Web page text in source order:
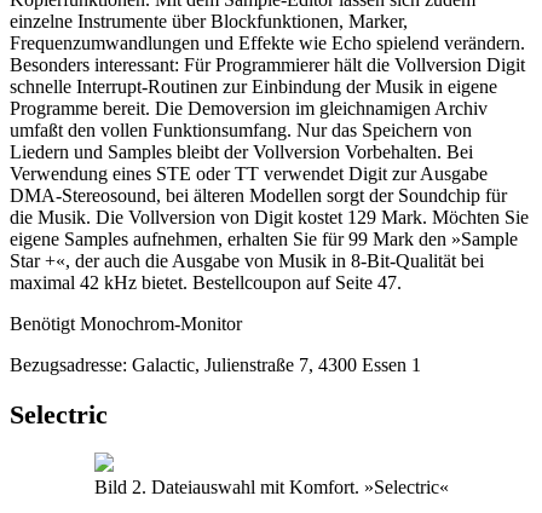
einzelne Instrumente über Blockfunktionen, Marker,
Frequenzumwandlungen und Effekte wie Echo spielend verändern.
Besonders interessant: Für Programmierer hält die Vollversion Digit
schnelle Interrupt-Routinen zur Einbindung der Musik in eigene
Programme bereit. Die Demoversion im gleichnamigen Archiv
umfaßt den vollen Funktionsumfang. Nur das Speichern von
Liedern und Samples bleibt der Vollversion Vorbehalten. Bei
Verwendung eines STE oder TT verwendet Digit zur Ausgabe
DMA-Stereosound, bei älteren Modellen sorgt der Soundchip für
die Musik. Die Vollversion von Digit kostet 129 Mark. Möchten Sie
eigene Samples aufnehmen, erhalten Sie für 99 Mark den »Sample
Star +«, der auch die Ausgabe von Musik in 8-Bit-Qualität bei
maximal 42 kHz bietet. Bestellcoupon auf Seite 47.
Benötigt Monochrom-Monitor
Bezugsadresse: Galactic, Julienstraße 7, 4300 Essen 1
Selectric
Bild 2. Dateiauswahl mit Komfort. »Selectric«